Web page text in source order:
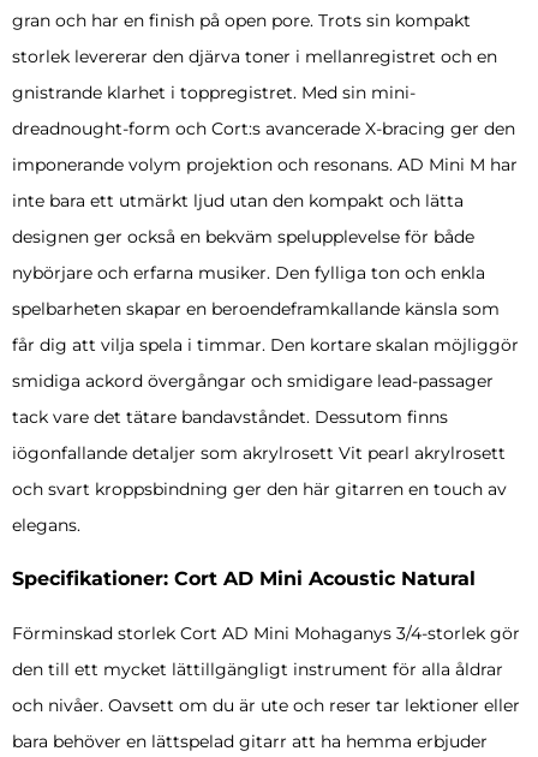
gran och har en finish på open pore. Trots sin kompakt
storlek levererar den djärva toner i mellanregistret och en
gnistrande klarhet i toppregistret. Med sin mini-
dreadnought-form och Cort:s avancerade X-bracing ger den
imponerande volym projektion och resonans. AD Mini M har
inte bara ett utmärkt ljud utan den kompakt och lätta
designen ger också en bekväm spelupplevelse för både
nybörjare och erfarna musiker. Den fylliga ton och enkla
spelbarheten skapar en beroendeframkallande känsla som
får dig att vilja spela i timmar. Den kortare skalan möjliggör
smidiga ackord övergångar och smidigare lead-passager
tack vare det tätare bandavståndet. Dessutom finns
iögonfallande detaljer som akrylrosett Vit pearl akrylrosett
och svart kroppsbindning ger den här gitarren en touch av
elegans.
Specifikationer: Cort AD Mini Acoustic Natural
Förminskad storlek Cort AD Mini Mohaganys 3/4-storlek gör
den till ett mycket lättillgängligt instrument för alla åldrar
och nivåer. Oavsett om du är ute och reser tar lektioner eller
bara behöver en lättspelad gitarr att ha hemma erbjuder